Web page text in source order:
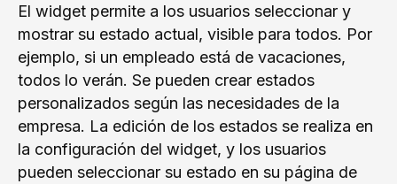
El widget permite a los usuarios seleccionar y
mostrar su estado actual, visible para todos. Por
ejemplo, si un empleado está de vacaciones,
todos lo verán. Se pueden crear estados
personalizados según las necesidades de la
empresa. La edición de los estados se realiza en
la configuración del widget, y los usuarios
pueden seleccionar su estado en su página de